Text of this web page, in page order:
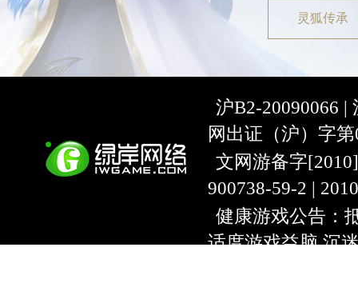
灵狐传承
沪B2-20090066 |
网出证（沪）字
文网游备字
900738-59-2 |
健康游戏公告：
适度游戏益脑 沉